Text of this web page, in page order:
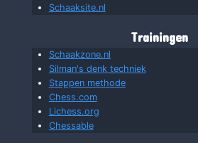
Schaaksite.nl
Trainingen
Schaakzone.nl
Silman's denk techniek
Stappen methode
Chess.com
Lichess.org
Chessable